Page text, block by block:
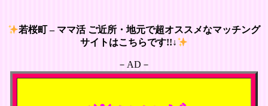
若桜町 – ママ活 ご近所・地元で超オススメなマッチング
サイトはこちらです!!↓
－AD－